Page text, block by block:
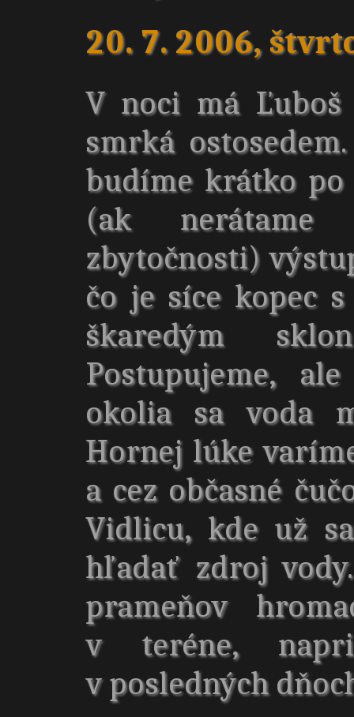
20. 7. 2006,
V noci má
smrká
budíme krátko po
(ak
zbytočnosti)
čo je síce kopec
škaredým
Postupujeme,
okolia sa voda
Hornej lúke
a cez občasné
Vidlicu, kde už
hľadať zdroj
prameňov
v teréne,
v posledných